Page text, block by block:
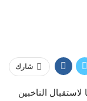
شارك
الناخبين